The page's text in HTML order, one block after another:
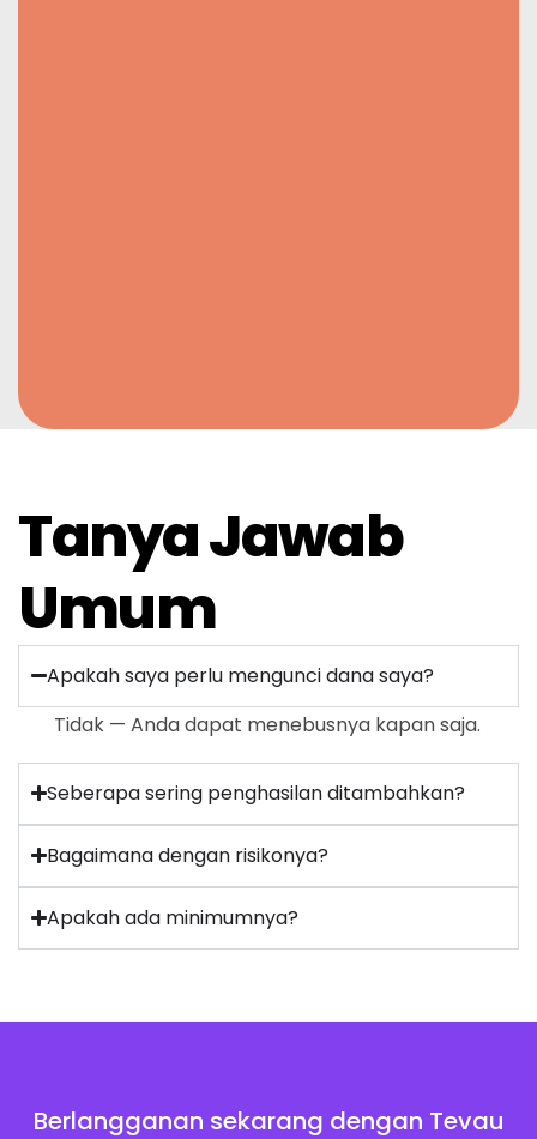
Tanya Jawab
Umum
Apakah saya perlu mengunci dana saya?
Tidak — Anda dapat menebusnya kapan saja.
Seberapa sering penghasilan ditambahkan?
Bagaimana dengan risikonya?
Apakah ada minimumnya?
Berlangganan sekarang dengan Tevau